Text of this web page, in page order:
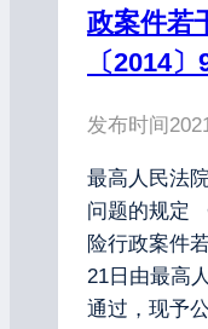
政案件若
〔2014〕
发布时间
最高人民法
问题的规定
险行政案件
21日由最高
通过，现予